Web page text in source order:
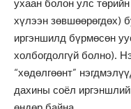
ухаан болон улс
хүлээн зөвшөөрөгдөх)
иргэншилд бүрмөсөн
холбогдолгүй болно).
“хөдөлгөөнт”
дахины соёл